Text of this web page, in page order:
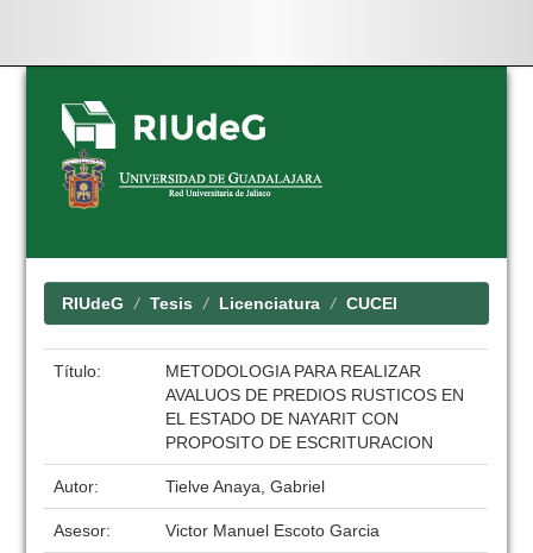
Skip
navigation
RIUdeG Tesis Licenciatura CUCEI
Título:
METODOLOGIA PARA REALIZAR
AVALUOS DE PREDIOS RUSTICOS EN
EL ESTADO DE NAYARIT CON
PROPOSITO DE ESCRITURACION
Autor: Tielve Anaya, Gabriel
Asesor: Victor Manuel Escoto Garcia